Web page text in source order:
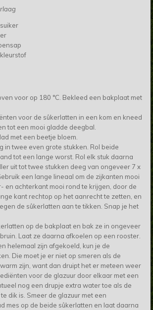
voor op 180 °C. Bekleed een bakplaat met
voor de sûkerlatten in een kom en kneed
tot een mooi gladde deegbal.
met een beetje bloem.
in twee even grote stukken. Rol beide
tot een lange worst. Rol elk stuk daarna
uit tot twee stukken deeg van ongeveer 7 x
een lange lineaal om de zijkanten mooi
en achterkant mooi rond te krijgen, door de
kant rechtop op het aanrecht te zetten, en
de sûkerlatten aan te tikken. Snap je het
op de bakplaat en bak ze in ongeveer
Laat ze daarna afkoelen op een rooster.
helemaal zijn afgekoeld, kun je de
Die moet je er niet op smeren als de
zijn, want dan druipt het er meteen weer
voor de glazuur door elkaar met een
nog een drupje extra water toe als de
dik is. Smeer de glazuur met een
mes op de beide sûkerlatten en laat daarna